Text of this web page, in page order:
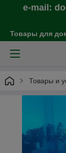
e-mail:
Товары для
Товары и